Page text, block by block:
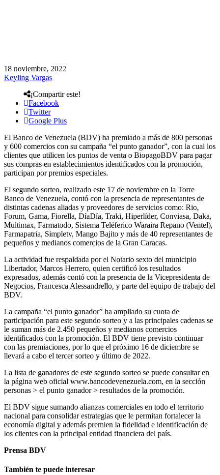
18 noviembre, 2022
Keyling Vargas
¡Compartir este!
Facebook
Twitter
Google Plus
El Banco de Venezuela (BDV) ha premiado a más de 800 personas
y 600 comercios con su campaña “el punto ganador”, con la cual los
clientes que utilicen los puntos de venta o BiopagoBDV para pagar
sus compras en establecimientos identificados con la promoción,
participan por premios especiales.
El segundo sorteo, realizado este 17 de noviembre en la Torre
Banco de Venezuela, contó con la presencia de representantes de
distintas cadenas aliadas y proveedores de servicios como: Rio,
Forum, Gama, Fiorella, DíaDía, Traki, Hiperlíder, Conviasa, Daka,
Multimax, Farmatodo, Sistema Teléferico Waraira Repano (Ventel),
Farmapatria, Simpletv, Mango Bajito y más de 40 representantes de
pequeños y medianos comercios de la Gran Caracas.
La actividad fue respaldada por el Notario sexto del municipio
Libertador, Marcos Herrero, quien certificó los resultados
expresados, además contó con la presencia de la Vicepresidenta de
Negocios, Francesca Alessandrello, y parte del equipo de trabajo del
BDV.
La campaña “el punto ganador” ha ampliado su cuota de
participación para este segundo sorteo y a las principales cadenas se
le suman más de 2.450 pequeños y medianos comercios
identificados con la promoción. El BDV tiene previsto continuar
con las premiaciones, por lo que el próximo 16 de diciembre se
llevará a cabo el tercer sorteo y último de 2022.
La lista de ganadores de este segundo sorteo se puede consultar en
la página web oficial www.bancodevenezuela.com, en la sección
personas > el punto ganador > resultados de la promoción.
El BDV sigue sumando alianzas comerciales en todo el territorio
nacional para consolidar estrategias que le permitan fortalecer la
economía digital y además premien la fidelidad e identificación de
los clientes con la principal entidad financiera del país.
Prensa BDV
También te puede interesar